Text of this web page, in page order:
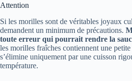
Attention
Si les morilles sont de véritables joyaux
demandent un minimum de précautions.
toute erreur qui pourrait rendre la
les morilles fraîches contiennent une
s’élimine uniquement par une cuisson
température.